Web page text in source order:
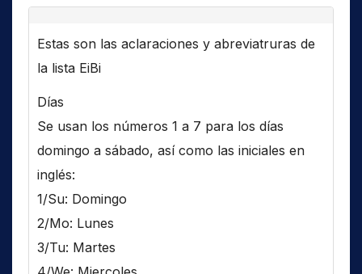
Estas son las aclaraciones y abreviatruras de
la lista EiBi
Días
Se usan los números 1 a 7 para los días
domingo a sábado, así como las iniciales en
inglés:
1/Su: Domingo
2/Mo: Lunes
3/Tu: Martes